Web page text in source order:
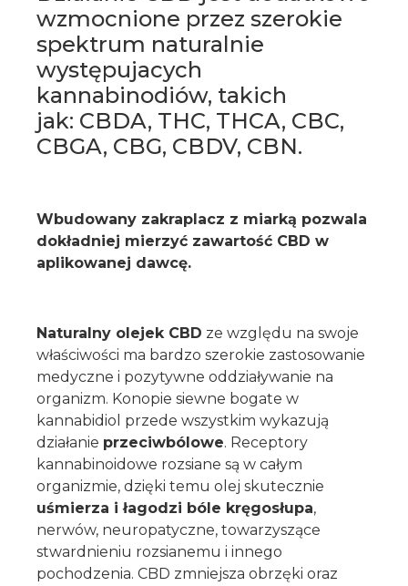
wzmocnione przez szerokie
spektrum naturalnie
występujacych
kannabinodiów, takich
jak: CBDA, THC, THCA, CBC,
CBGA, CBG, CBDV, CBN.
Wbudowany zakraplacz z miarką pozwala
dokładniej mierzyć zawartość CBD w
aplikowanej dawcę.
Naturalny olejek CBD ze względu na swoje
właściwości ma bardzo szerokie zastosowanie
medyczne i pozytywne oddziaływanie na
organizm. Konopie siewne bogate w
kannabidiol przede wszystkim wykazują
działanie przeciwbólowe. Receptory
kannabinoidowe rozsiane są w całym
organizmie, dzięki temu olej skutecznie
uśmierza i łagodzi bóle kręgosłupa,
nerwów, neuropatyczne, towarzyszące
stwardnieniu rozsianemu i innego
pochodzenia. CBD zmniejsza obrzęki oraz